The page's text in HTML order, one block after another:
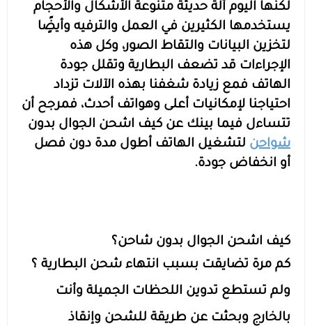
الاجهزة المستعملة
عرض الكل
استاندات وقواعد الايبات
ملحقات الايباد
عرض الكل
أقلام ذكية
اكسسوارات ايفون 17
ايفون 16
كفرات سامسونج
استاندات وقواعد الجوال
حامل تثبيت الجوال والكاميرا
منصات وقواعد الشحن
بطاريات متنقلة باوربانك
شاحن جداري
شواحن سيارة
توصيلات كهربائية
السماعات
عرض الكل
سماعات أذن لاسلكية
سماعات سلكية
مكبرات الصوت
ميكروفونات احترافية
وصلات ومحولات الصوت
كاميرات تصوير
عرض الكل
راوترات ومودمات منزلية
راوترات متنقلة
مقويات إشارة الشبكة
أجهزة المنزل الذكي
مستلزمات السيارات
عرض الكل
قواعد تثبيت الجوال للسيارة
اشتراكات ومشغلات بطارية السيارة
ملحقات سيارة متعددة
الإكسسوارات والحماية
بكجات الحماية
بكجات حماية ايفون
بكجات حماية سامسونج
شاشات حماية ايباد
حماية الكاميرا والعدسات
الألعاب والترفيه
رهيبنا
عرض الكل
أدوات مكتبية ذكية
مستلزمات الطلاب
لكنها اليوم ألة حديثة متنوعة الأشكال والأحجام
يستخدمها الكثيرين في العمل والترفيه وأيضًٍا
لتخزين البيانات والتقاط الصور، وكل هذه
الإجراءات قد تضعف البطارية وتقلل جودة
الهاتف فمع زيادة شغفنا بهذه الآلات تزداد
احتياجنا لإمكانيات أعلى وهواتف أحدث، فمرجح أن
تتساءل فيما بينك عن كيف اشحن الجوال بدون
شواحنلتشغيل الهاتف أطول مدة دون فصل
أو انخفاض جودة.
كيف اشحن الجوال بدون شاحن؟
كم مرة تضايقت بسبب انتهاء شحن البطارية ؟
ولم تستطع تدوين اللحظات الجميلة وأنت
بالخارج وبحثت عن طريقة للشحن وإنقاذ